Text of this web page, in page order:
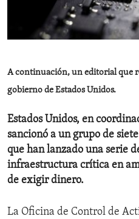
ENVIRONMENT AND HEALTH
IDEALS AND INSTITUTIONS
A continuación, un editorial que
gobierno de Estados Unidos.
Estados Unidos, en
sancionó a un grupo de
que han lanzado una serie
infraestructura crítica en
de exigir dinero.
La Oficina de Control de